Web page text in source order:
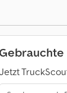
Schwenk- sowie
Gebrauchte